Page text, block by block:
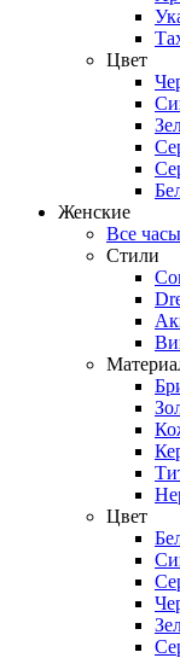
Цвет
Женские
Все часы
Стили
Цвет